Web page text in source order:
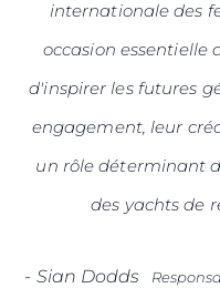
internationale des
occasion essentielle
d'inspirer les futures
engagement, leur
un rôle déterminant
des yachts de
- Sian Dodds